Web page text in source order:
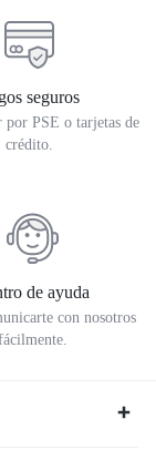
seguros
por PSE o tarjetas de
crédito.
de ayuda
con nosotros